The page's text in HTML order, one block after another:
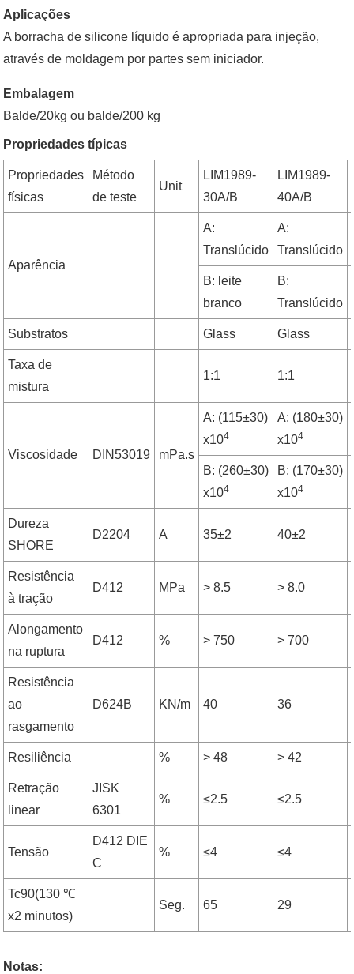
Aplicações
A borracha de silicone líquido é apropriada para injeção,
através de moldagem por partes sem iniciador.
Embalagem
Balde/20kg ou balde/200 kg
Propriedades típicas
Propriedades
físicas
Método
de teste
Unit
LIM1989-
30A/B
LIM1989-
40A/B
Aparência
A:
Translúcido
A:
Translúcido
B: leite
branco
B:
Translúcido
Substratos Glass Glass
Taxa de
mistura
1:1 1:1
Viscosidade DIN53019 mPa.s
A: (115±30)
x104
A: (180±30)
x104
B: (260±30)
x104
B: (170±30)
x104
Dureza
SHORE
D2204 A 35±2 40±2
Resistência
à tração
D412 MPa > 8.5 > 8.0
Alongamento
na ruptura
D412 % > 750 > 700
Resistência
ao
rasgamento
D624B KN/m 40 36
Resiliência % > 48 > 42
Retração
linear
JISK
6301
% ≤2.5 ≤2.5
Tensão
D412 DIE
C
% ≤4 ≤4
Tc90(130 ℃
x2 minutos)
Seg. 65 29
Notas: